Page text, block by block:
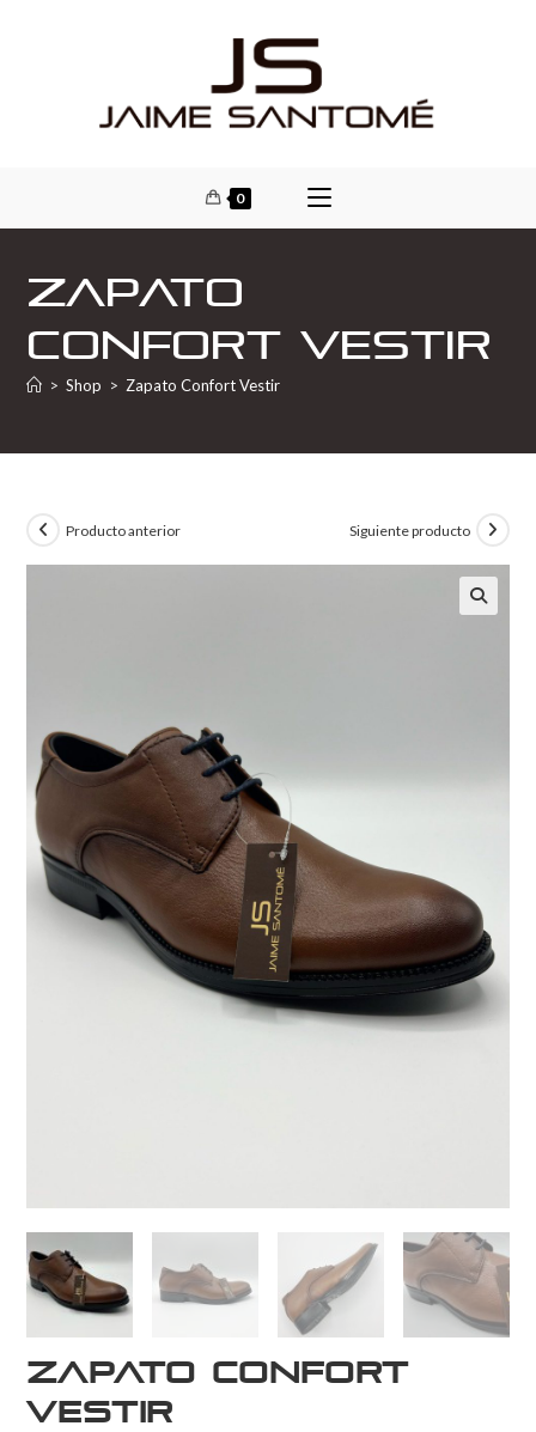
0
Zapato
Confort Vestir
> Shop > Zapato Confort Vestir
Producto anterior Siguiente producto
Zapato Confort
Vestir